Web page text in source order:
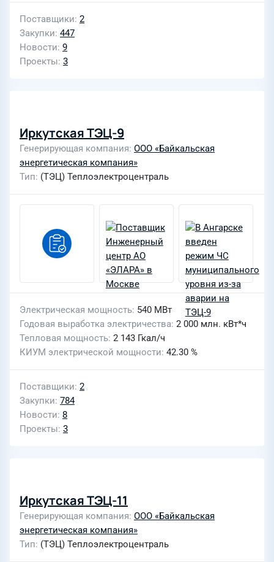
Поставщики 2
Закупки 447
Новости 9
Проекты 3
Иркутская ТЭЦ-9
Генерирующая компания ООО «Байкальская
энергетическая компания»
Тип (ТЭЦ) Теплоэлектроцентраль
Электрическая мощность 540 МВт
Годовая выработка электричества 2 000 млн. кВт*ч
Тепловая мощность 2 143 Гкал/ч
КИУМ электрической мощности 42.30 %
Поставщики 2
Закупки 784
Новости 8
Проекты 3
Иркутская ТЭЦ-11
Генерирующая компания ООО «Байкальская
энергетическая компания»
Тип (ТЭЦ) Теплоэлектроцентраль